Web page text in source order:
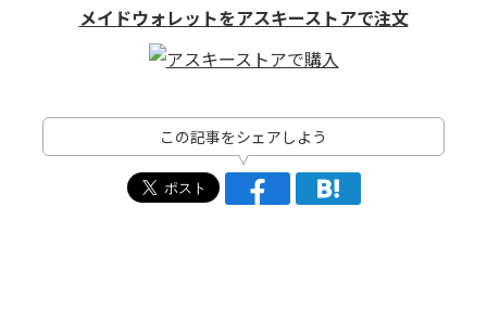
メイドウォレットをアスキーストアで注文
この記事をシェアしよう